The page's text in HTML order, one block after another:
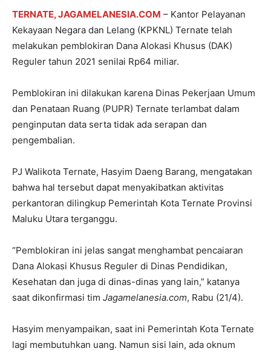
TERNATE, JAGAMELANESIA.COM – Kantor Pelayanan
Kekayaan Negara dan Lelang (KPKNL) Ternate telah
melakukan pemblokiran Dana Alokasi Khusus (DAK)
Reguler tahun 2021 senilai Rp64 miliar.
Pemblokiran ini dilakukan karena Dinas Pekerjaan Umum
dan Penataan Ruang (PUPR) Ternate terlambat dalam
penginputan data serta tidak ada serapan dan
pengembalian.
PJ Walikota Ternate, Hasyim Daeng Barang, mengatakan
bahwa hal tersebut dapat menyakibatkan aktivitas
perkantoran dilingkup Pemerintah Kota Ternate Provinsi
Maluku Utara terganggu.
“Pemblokiran ini jelas sangat menghambat pencaiaran
Dana Alokasi Khusus Reguler di Dinas Pendidikan,
Kesehatan dan juga di dinas-dinas yang lain,” katanya
saat dikonfirmasi tim Jagamelanesia.com, Rabu (21/4).
Hasyim menyampaikan, saat ini Pemerintah Kota Ternate
lagi membutuhkan uang. Namun sisi lain, ada oknum